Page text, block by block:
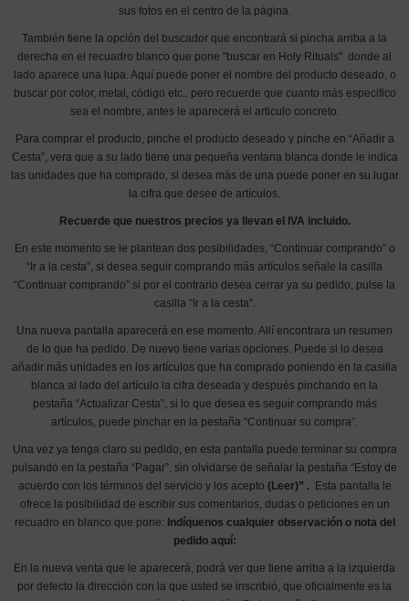
sus fotos en el centro de la página.
También tiene la opción del buscador que encontrará si pincha arriba a la
derecha en el recuadro blanco que pone "buscar en Holy Rituals" donde al
lado aparece una lupa. Aquí puede poner el nombre del producto deseado, o
buscar por color, metal, código etc.. pero recuerde que cuanto más especifico
sea el nombre, antes le aparecerá el articulo concreto.
Para comprar el producto, pinche el producto deseado y pinche en “Añadir a
Cesta”, vera que a su lado tiene una pequeña ventana blanca donde le indica
las unidades que ha comprado, si desea más de una puede poner en su lugar
la cifra que desee de artículos.
Recuerde que nuestros precios ya llevan el IVA incluido.
En este momento se le plantean dos posibilidades, “Continuar comprando” o
“Ir a la cesta”, si desea seguir comprando más artículos señale la casilla
“Continuar comprando” si por el contrario desea cerrar ya su pedido, pulse la
casilla “Ir a la cesta”.
Una nueva pantalla aparecerá en ese momento. Allí encontrara un resumen
de lo que ha pedido. De nuevo tiene varias opciones. Puede si lo desea
añadir más unidades en los artículos que ha comprado poniendo en la casilla
blanca al lado del artículo la cifra deseada y después pinchando en la
pestaña “Actualizar Cesta”, si lo que desea es seguir comprando más
artículos, puede pinchar en la pestaña “Continuar su compra”.
Una vez ya tenga claro su pedido, en esta pantalla puede terminar su compra
pulsando en la pestaña “Pagar”, sin olvidarse de señalar la pestaña “Estoy de
acuerdo con los términos del servicio y los acepto (Leer)” . Esta pantalla le
ofrece la posibilidad de escribir sus comentarios, dudas o peticiones en un
recuadro en blanco que pone: Indíquenos cualquier observación o nota del
pedido aquí:
En la nueva venta que le aparecerá, podrá ver que tiene arriba a la izquierda
por defecto la dirección con la que usted se inscribió, que oficialmente es la